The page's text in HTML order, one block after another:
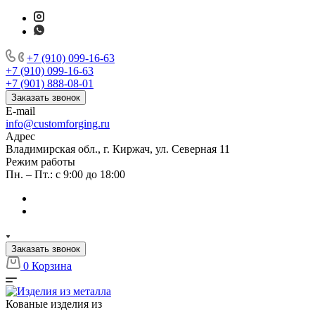
+7 (910) 099-16-63
+7 (910) 099-16-63
+7 (901) 888-08-01
Заказать звонок
E-mail
info@customforging.ru
Адрес
Владимирская обл., г. Киржач, ул. Северная 11
Режим работы
Пн. – Пт.: с 9:00 до 18:00
Заказать звонок
0 Корзина
Кованые изделия из